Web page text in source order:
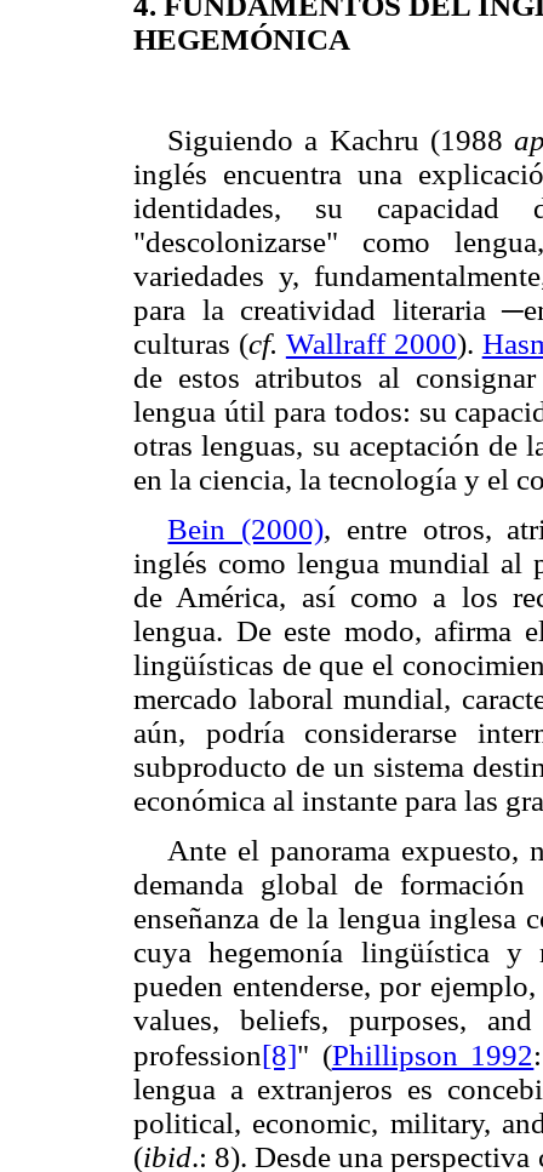
HEGEMÓNICA
Siguiendo a Kachru (1988
inglés encuentra una
identidades, su
"descolonizarse" como
variedades y,
para la creatividad literaria
culturas (cf. Wallraff 2000).
de estos atributos al
lengua útil para todos: su
otras lenguas, su aceptación
en la ciencia, la tecnología y el
Bein (2000), entre otros,
inglés como lengua mundial al
de América, así como a los
lengua. De este modo, afirma
lingüísticas de que el
mercado laboral mundial,
aún, podría considerarse
subproducto de un sistema
económica al instante para las
Ante el panorama expuesto,
demanda global de
enseñanza de la lengua inglesa
cuya hegemonía lingüística y
pueden entenderse, por
values, beliefs, purposes,
profession[8]" (Phillipson 1992
lengua a extranjeros es
political, economic, military,
(ibid.: 8). Desde una